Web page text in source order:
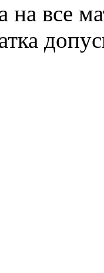
на все